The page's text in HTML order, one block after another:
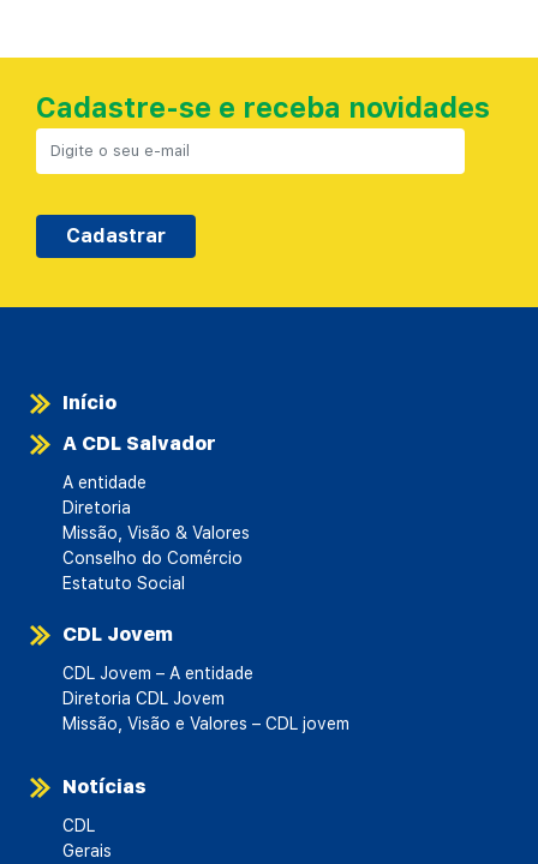
Cadastre-se e receba novidades
Cadastrar
Início
A CDL Salvador
A entidade
Diretoria
Missão, Visão & Valores
Conselho do Comércio
Estatuto Social
CDL Jovem
CDL Jovem – A entidade
Diretoria CDL Jovem
Missão, Visão e Valores – CDL jovem
Notícias
CDL
Gerais